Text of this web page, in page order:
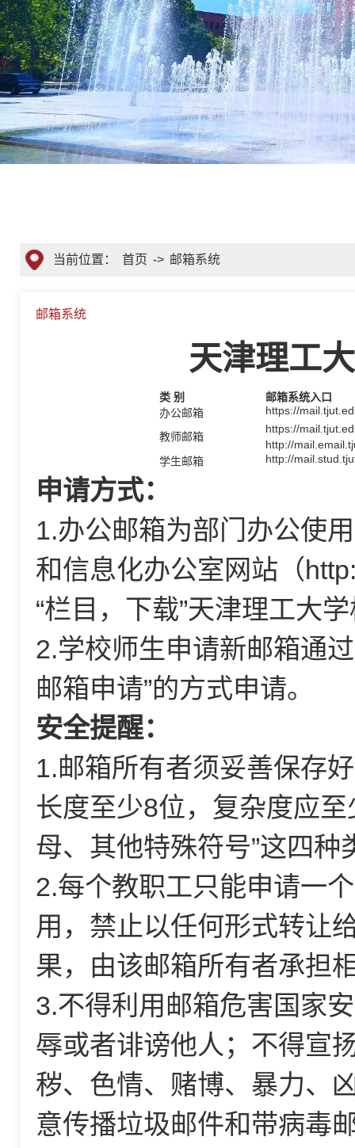
当前位置： 首页 -> 邮箱系统
邮箱系统
天津理工
类 别
邮箱系统入口
办公邮箱
https://
教师邮箱
https://
http://
学生邮箱
http://
申请方式：
1.办公邮箱为部门办公使
和信息化办公室网站（
“栏目，下载”天津理工大
2.学校师生申请新邮箱通
邮箱申请”的方式申请。
安全提醒：
1.邮箱所有者须妥善保存
长度至少8位，复杂度应
母、其他特殊符号”这四种
2.每个教职工只能申请一
用，禁止以任何形式转让
果，由该邮箱所有者承担
3.不得利用邮箱危害国家
辱或者诽谤他人；不得宣
秽、色情、赌博、暴力、
意传播垃圾邮件和带病毒